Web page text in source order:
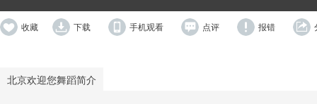
收藏 下载 手机观看 点评 报错
北京欢迎您舞蹈简介